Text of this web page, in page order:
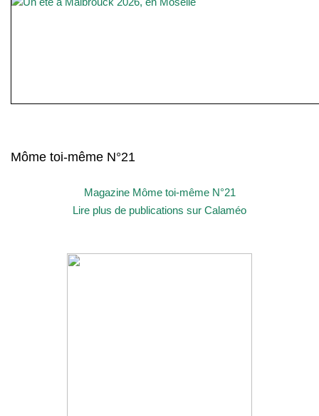
Môme toi-même N°21
Magazine Môme toi-même N°21
Lire plus de publications sur Calaméo